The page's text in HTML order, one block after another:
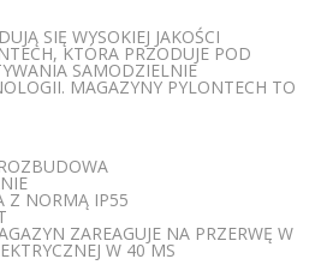
SIĘ WYSOKIEJ JAKOŚCI
KTÓRA PRZODUJE POD
SAMODZIELNIE
MAGAZYNY PYLONTECH TO
Z NORMĄ IP55
ZAREAGUJE NA PRZERWĘ W
W 40 MS